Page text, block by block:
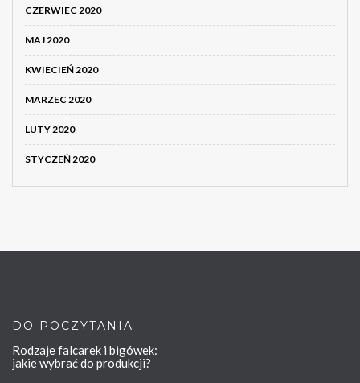
CZERWIEC 2020
MAJ 2020
KWIECIEŃ 2020
MARZEC 2020
LUTY 2020
STYCZEŃ 2020
DO POCZYTANIA
Rodzaje falcarek i bigówek:
jakie wybrać do produkcji?